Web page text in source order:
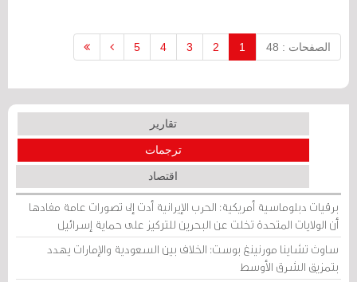
الصفحات : 48 1
2
3
4
5
تقارير
ترجمات
اقتصاد
برقيات دبلوماسية أمريكية: الحرب الإيرانية أدت إلى تصورات عامة مفادها
أن الولايات المتحدة تخلت عن البحرين للتركيز على حماية إسرائيل
ساوث تشاينا مورنينغ بوست: الخلاف بين السعودية والإمارات يهدد
بتمزيق الشرق الأوسط